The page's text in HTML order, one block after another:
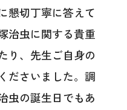
懇切丁寧に答えて
治虫に関する貴重
り、先生ご自身の
ださいました。調
虫の誕生日でもあ